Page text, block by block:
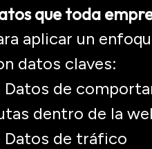
que toda
aplicar un
datos claves:
Datos de
dentro de la
Datos de tráfico